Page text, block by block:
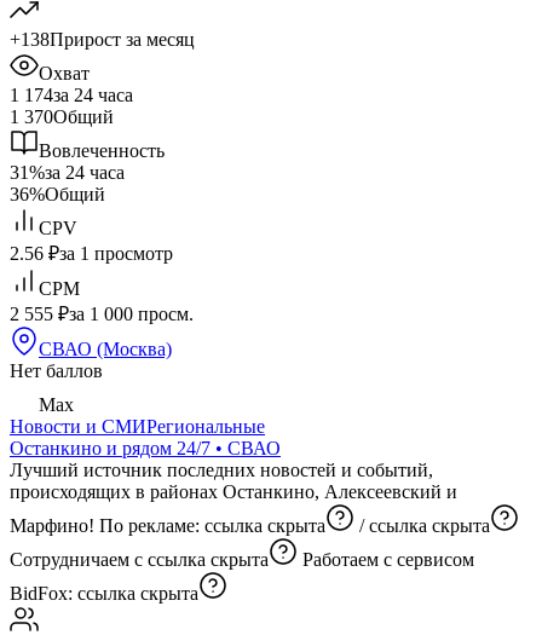
+138Прирост за месяц
Охват
1 174за 24 часа
1 370Общий
Вовлеченность
31%за 24 часа
36%Общий
CPV
2.56 ₽за 1 просмотр
CPM
2 555 ₽за 1 000 просм.
СВАО (Москва)
Нет баллов
Max
Новости и СМИРегиональные
Останкино и рядом 24/7 • СВАО
Лучший источник последних новостей и событий,
происходящих в районах Останкино, Алексеевский и
Марфино! По рекламе: ссылка скрыта /ссылка скрыта
Сотрудничаем с ссылка скрыта
Работаем с сервисом
BidFox: ссылка скрыта